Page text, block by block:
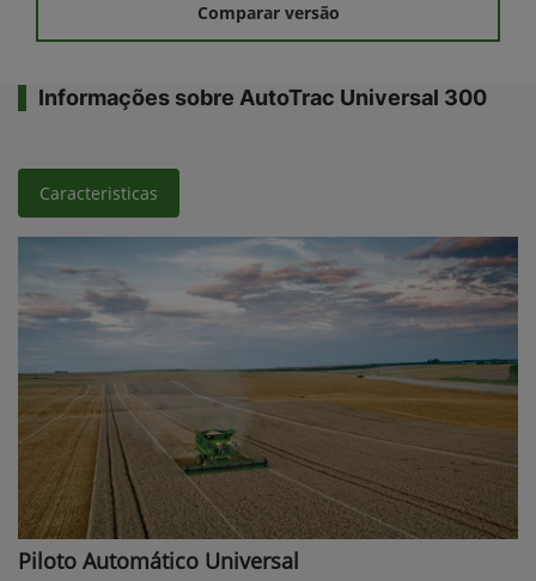
Comparar versão
Informações sobre AutoTrac Universal 300
Caracteristicas
Piloto Automático Universal